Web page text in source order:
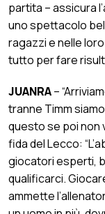
partita – assicura
uno spettacolo
ragazzi e nelle
tutto per fare
JUANRA–
tranne Timm
questo se poi non
fida del Lecco:
giocatori esperti,
qualificarci.
ammette